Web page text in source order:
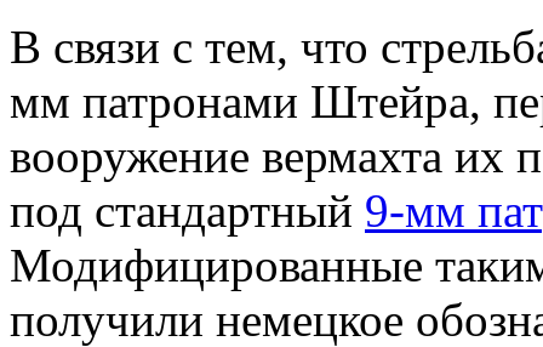
В связи с тем, что
мм патронами Штейра,
вооружение вермахта их
под стандартный 9-мм
Модифицированные
получили немецкое